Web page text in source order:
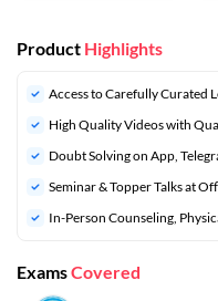
Product Highlights
Access to Carefully Curated
High Quality Videos with
Doubt Solving on App,
⁠Seminar & Topper Talks at
In-Person Counseling,
ExamsCovered